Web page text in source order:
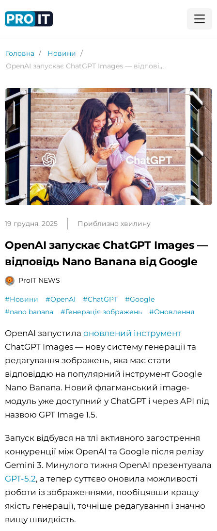
Головна
Новини
OpenAI запускає ChatGPT Images — відповідь Nano Banana від Google
19 грудня, 2025 Приблизно хвилину
OpenAI запускає ChatGPT Images —
відповідь Nano Banana від Google
ProIT NEWS
#Новини #OpenAI #ChatGPT
#Google
#nano banana
#Генерація зображень #Оновлення
OpenAI запустила оновлений інструмент
ChatGPT Images — нову систему генерації та
редагування зображень, яка має стати
відповіддю на популярний інструмент Google
Nano Banana. Новий флагманський image-
модуль уже доступний у ChatGPT і через API під
назвою GPT Image 1.5.
Запуск відбувся на тлі активного загострення
конкуренції між OpenAI та Google після релізу
Gemini 3. Минулого тижня OpenAI презентувала
GPT-5.2, а тепер суттєво оновила можливості
роботи із зображеннями, пообіцявши кращу
якість генерації, точніше редагування і значно
вищу швидкість.